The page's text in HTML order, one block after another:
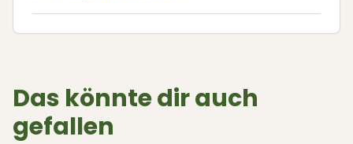
Das könnte dir auch
gefallen